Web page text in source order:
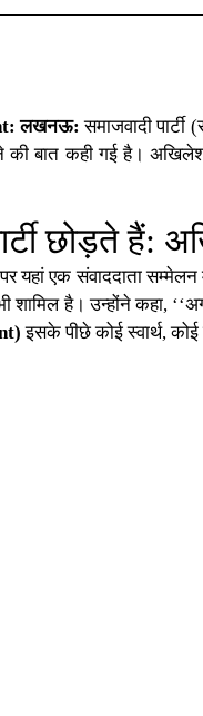
लखनऊ: समाजवादी
की बात कही गई है।
छोड़ते हैं:
यहां एक संवाददाता
शामिल है। उन्होंने कहा,
इसके पीछे कोई स्वार्थ, कोई